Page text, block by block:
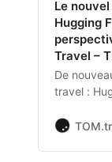
Le
Hugging
Travel –
De
travel :
permettant